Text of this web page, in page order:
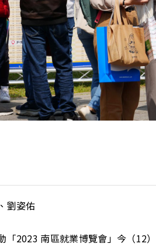
劉姿佑
「2023 南區就業博覽會」今（12